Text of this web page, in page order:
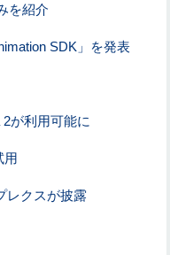
を紹介
SDK」を発表
が利用可能に
用
レクスが披露